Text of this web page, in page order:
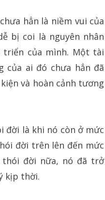
hẳn là niềm vui của
bị coi là nguyên nhân
của mình. Một tài
của ai đó chưa hẳn đã
và hoàn cảnh tương
đời là khi nó còn ở mức
đời trên lên đến mức
thói đời nữa, nó đã trở
kịp thời.